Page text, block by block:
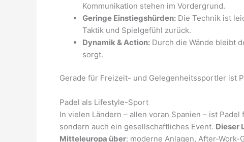
Kommunikation stehen im Vordergrund.
Geringe Einstiegshürden: Die Technik ist
Taktik und Spielgefühl zurück.
Dynamik & Action: Durch die Wände bleibt
sorgt.
Gerade für Freizeit- und Gelegenheitssportler ist
Padel als Lifestyle-Sport
In vielen Ländern – allen voran Spanien – ist
sondern auch ein gesellschaftliches Event. Dieser
Mitteleuropa über: moderne Anlagen, After-